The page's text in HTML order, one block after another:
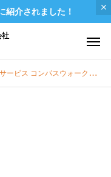
紹介されました！
社
ビス コンパスウォーク伊奈